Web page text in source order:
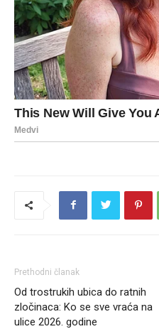
Prethodni članak
Od trostrukih ubica do ratnih
zločinaca: Ko se sve vraća na
ulice 2026. godine